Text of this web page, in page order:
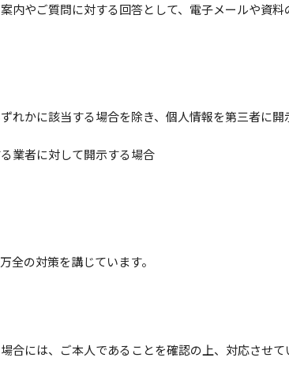
内やご質問に対する回答として、電子メールや資
かに該当する場合を除き、個人情報を第三者に開
業者に対して開示する場合
全の対策を講じています。
には、ご本人であることを確認の上、対応させて